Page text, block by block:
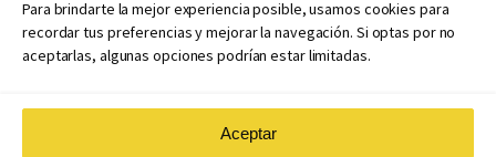
Para brindarte la mejor experiencia posible, usamos cookies para
recordar tus preferencias y mejorar la navegación. Si optas por no
aceptarlas, algunas opciones podrían estar limitadas.
Aceptar
Políticas de coedición
Atribuciones